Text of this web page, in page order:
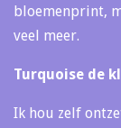
bloemenprint,
veel meer.
Turquoise de
Ik hou zelf